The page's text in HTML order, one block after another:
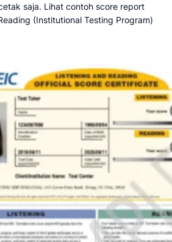
saja. Lihat contoh score report
(Institutional Testing Program)